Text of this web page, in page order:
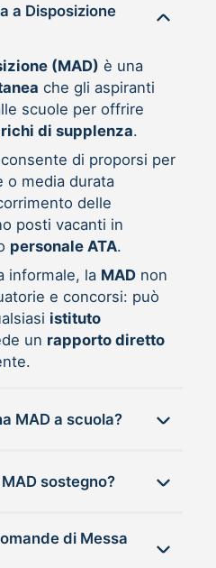
(MAD) è una
che gli aspiranti
scuole per offrire
di supplenza.
di proporsi per
o media durata
delle
posti vacanti in
personale ATA.
informale, la MADnon
e concorsi: può
istituto
un rapporto diretto
Chi può inviare una MAD a scuola?
sostegno?
di Messa